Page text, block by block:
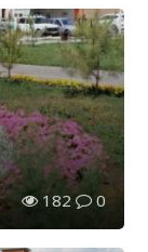
182 0